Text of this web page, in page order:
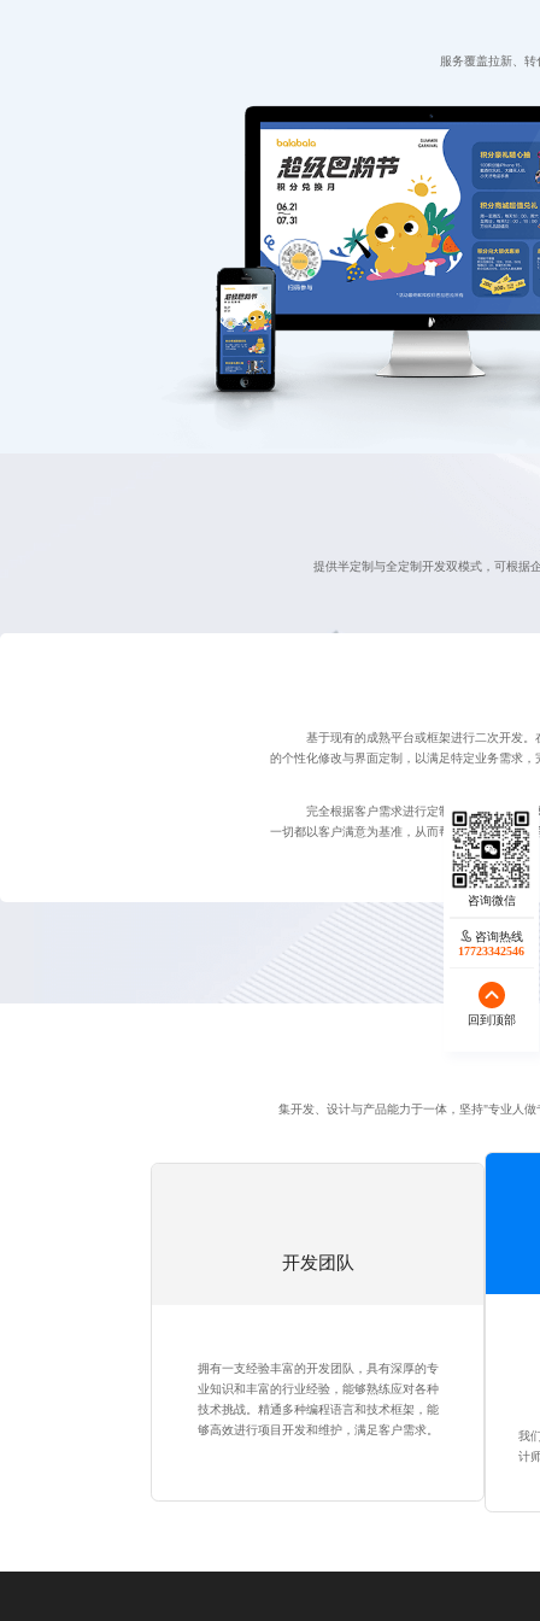
服务覆盖拉新、
提供半定制与全定制开发双模式，可根据
基于现有的成熟平台或框架进行二次开发
的个性化修改与界面定制，以满足特定业务需求
完全根据客户需求进行定制开发，不论从
一切都以客户满意为基准，从而帮助客户在市场
集开发、设计与产品能力于一体，坚持"专业人
开发团队
拥有一支经验丰富的开发团队，具有深厚的专
业知识和丰富的行业经验，能够熟练应对各种
技术挑战。精通多种编程语言和技术框架，能
够高效进行项目开发和维护，满足客户需求。
我
计
咨询热线
17723342546
回到顶部